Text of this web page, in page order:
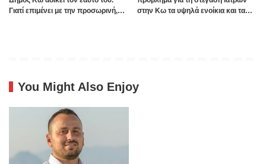
Γιατί επιμένει με την προσωρινή,
στην Κω τα υψηλά ενοίκια και τα
You Might Also Enjoy